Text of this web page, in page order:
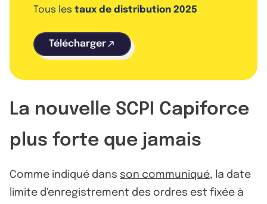
Tous les taux de distribution 2025
Télécharger
La nouvelle SCPI Capiforce
plus forte que jamais
Comme indiqué dans son communiqué, la date
limite d'enregistrement des ordres est fixée à